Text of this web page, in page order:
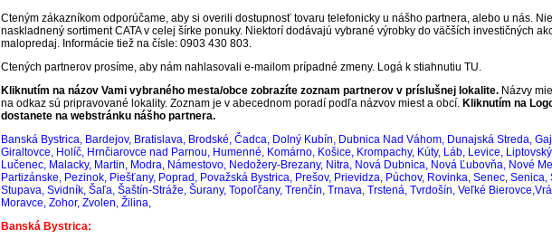
Cteným zákazníkom odporúčame, aby si overili dostupnosť tovaru telefonicky u nášho partnera, alebo u nás.
naskladnený sortiment CATA v celej šírke ponuky. Niektorí dodávajú vybrané výrobky do väčších investičných
malopredaj. Informácie tiež na čísle: 0903 430 803.
Ctených partnerov prosíme, aby nám nahlasovali e-mailom prípadné zmeny. Logá k stiahnutiu TU.
Kliknutím na názov Vami vybraného mesta/obce zobrazíte zoznam partnerov v príslušnej lokalite. Názvy
na odkaz sú pripravované lokality. Zoznam je v abecednom poradí podľa názvov miest a obcí. Kliknutím na
dostanete na webstránku nášho partnera.
Banská Bystrica, Bardejov, Bratislava, Brodské, Čadca, Dolný Kubín, Dubnica Nad Váhom, Dunajská Streda,
Giraltovce, Holíč, Hrnčiarovce nad Parnou, Humenné, Komárno, Košice, Krompachy, Kúty, Láb, Levice,
Lučenec, Malacky, Martin, Modra, Námestovo, Nedožery-Brezany, Nitra, Nová Dubnica, Nová Ľubovňa, Nové
Partizánske, Pezinok, Piešťany, Poprad , Považská Bystrica, Prešov, Prievidza, Púchov, Rovinka, Senec, Senica,
Stupava, Svidník, Šaľa, Šaštín-Stráže, Šurany, Topoľčany, Trenčín, Trnava, Trstená, Tvrdošín, Veľké Bierovce,
Moravce, Zohor, Zvolen, Žilina,
Banská Bystrica: